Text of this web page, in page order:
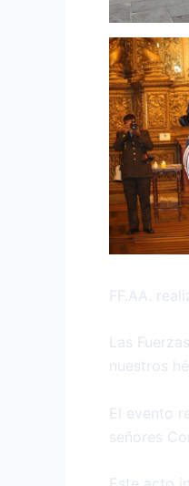
FF.AA.
Las
nuestros
El evento
señores